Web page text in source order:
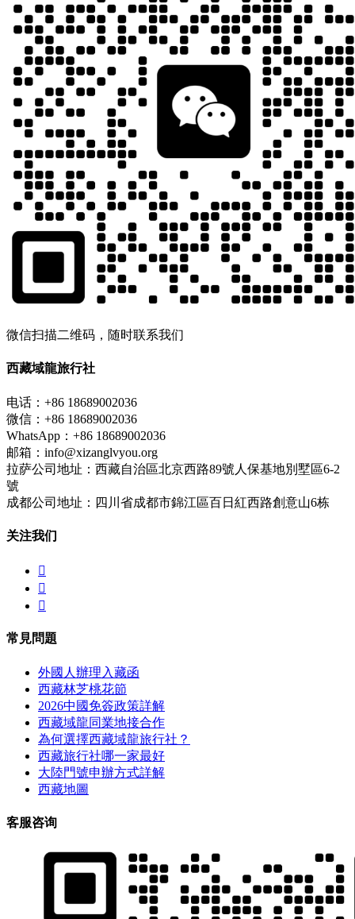
微信扫描二维码，随时联系我们
西藏域龍旅行社
电话：+86 18689002036
微信：+86 18689002036
WhatsApp：+86 18689002036
邮箱：info@xizanglvyou.org
拉萨公司地址：西藏自治區北京西路89號人保基地別墅區6-2
號
成都公司地址：四川省成都市錦江區百日紅西路創意山6栋
关注我们



常見問題
外國人辦理入藏函
西藏林芝桃花節
2026中國免簽政策詳解
西藏域龍同業地接合作
為何選擇西藏域龍旅行社？
西藏旅行社哪一家最好
大陸門號申辦方式詳解
西藏地圖
客服咨询